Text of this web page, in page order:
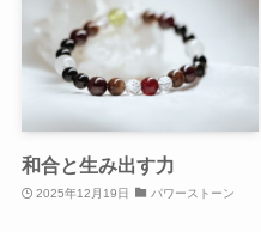
和合と生み出す力
2025年12月19日 パワーストーン